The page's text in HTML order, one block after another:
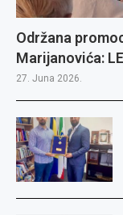
Održana
Marijanovića:
27. Juna 2026.